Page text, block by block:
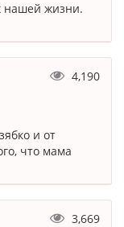
нашей жизни.
4,190
и от
что мама
3,669